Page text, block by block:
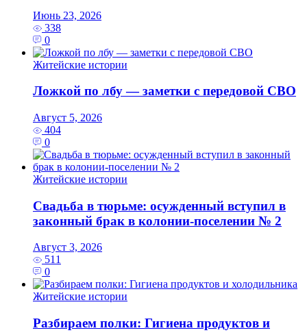
Июнь 23, 2026
338
0
Житейские истории
Ложкой по лбу — заметки с передовой СВО
Август 5, 2026
404
0
Житейские истории
Свадьба в тюрьме: осужденный вступил в
законный брак в колонии-поселении № 2
Август 3, 2026
511
0
Житейские истории
Разбираем полки: Гигиена продуктов и